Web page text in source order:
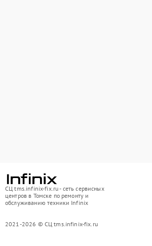
СЦ tms.infinix-fix.ru - сеть сервисных
центров в Томске по ремонту и
обслуживанию техники Infinix
2021-2026 © СЦ tms.infinix-fix.ru